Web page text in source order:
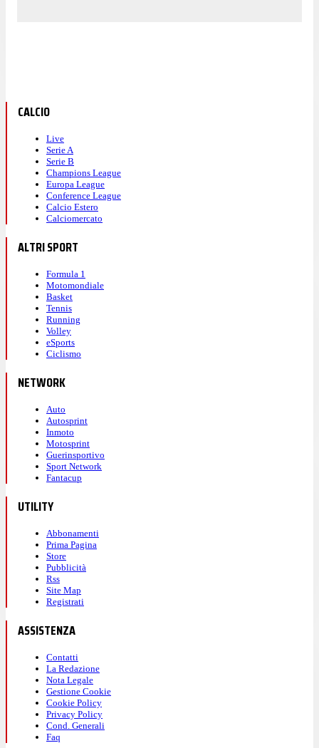
CALCIO
Live
Serie A
Serie B
Champions League
Europa League
Conference League
Calcio Estero
Calciomercato
ALTRI SPORT
Formula 1
Motomondiale
Basket
Tennis
Running
Volley
eSports
Ciclismo
NETWORK
Auto
Autosprint
Inmoto
Motosprint
Guerinsportivo
Sport Network
Fantacup
UTILITY
Abbonamenti
Prima Pagina
Store
Pubblicità
Rss
Site Map
Registrati
ASSISTENZA
Contatti
La Redazione
Nota Legale
Gestione Cookie
Cookie Policy
Privacy Policy
Cond. Generali
Faq